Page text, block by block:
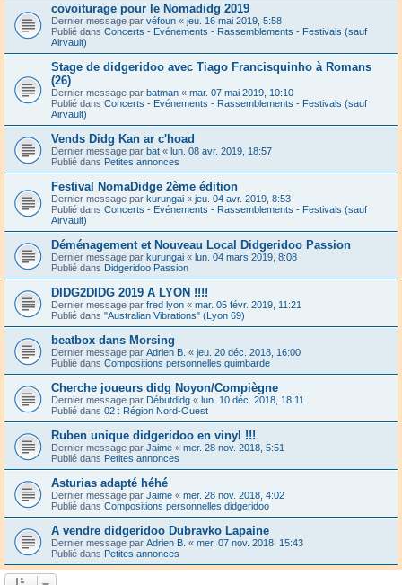
covoiturage pour le Nomadidg 2019
Dernier message par véfoun « jeu. 16 mai 2019, 5:58
Publié dans Concerts - Evénements - Rassemblements - Festivals (sauf
Airvault)
Stage de didgeridoo avec Tiago Francisquinho à Romans
(26)
Dernier message par batman « mar. 07 mai 2019, 10:10
Publié dans Concerts - Evénements - Rassemblements - Festivals (sauf
Airvault)
Vends Didg Kan ar c'hoad
Dernier message par bat « lun. 08 avr. 2019, 18:57
Publié dans Petites annonces
Festival NomaDidge 2ème édition
Dernier message par kurungai « jeu. 04 avr. 2019, 8:53
Publié dans Concerts - Evénements - Rassemblements - Festivals (sauf
Airvault)
Déménagement et Nouveau Local Didgeridoo Passion
Dernier message par kurungai « lun. 04 mars 2019, 8:08
Publié dans Didgeridoo Passion
DIDG2DIDG 2019 A LYON !!!!
Dernier message par fred lyon « mar. 05 févr. 2019, 11:21
Publié dans "Australian Vibrations" (Lyon 69)
beatbox dans Morsing
Dernier message par Adrien B. « jeu. 20 déc. 2018, 16:00
Publié dans Compositions personnelles guimbarde
Cherche joueurs didg Noyon/Compiègne
Dernier message par Débutdidg « lun. 10 déc. 2018, 18:11
Publié dans 02 : Région Nord-Ouest
Ruben unique didgeridoo en vinyl !!!
Dernier message par Jaime « mer. 28 nov. 2018, 5:51
Publié dans Petites annonces
Asturias adapté héhé
Dernier message par Jaime « mer. 28 nov. 2018, 4:02
Publié dans Compositions personnelles didgeridoo
A vendre didgeridoo Dubravko Lapaine
Dernier message par Adrien B. « mer. 07 nov. 2018, 15:43
Publié dans Petites annonces